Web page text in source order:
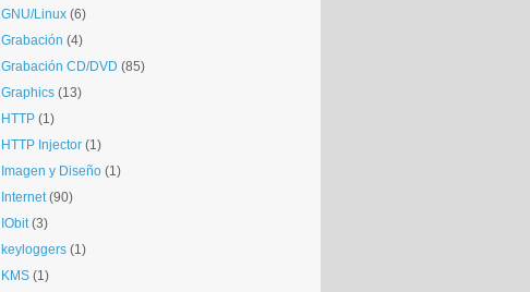
GNU/Linux (6)
Grabación (4)
Grabación CD/DVD (85)
Graphics (13)
HTTP (1)
HTTP Injector (1)
Imagen y Diseño (1)
Internet (90)
IObit (3)
keyloggers (1)
KMS (1)